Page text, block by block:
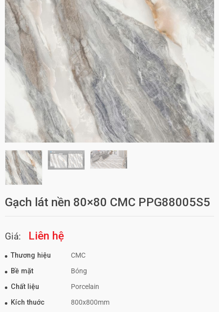
Gạch lát nền 80×80 CMC PPG88005S5
Giá: Liên hệ
Thương hiệu
CMC
Bề mặt
Bóng
Chất liệu
Porcelain
Kích thuớc
800x800mm